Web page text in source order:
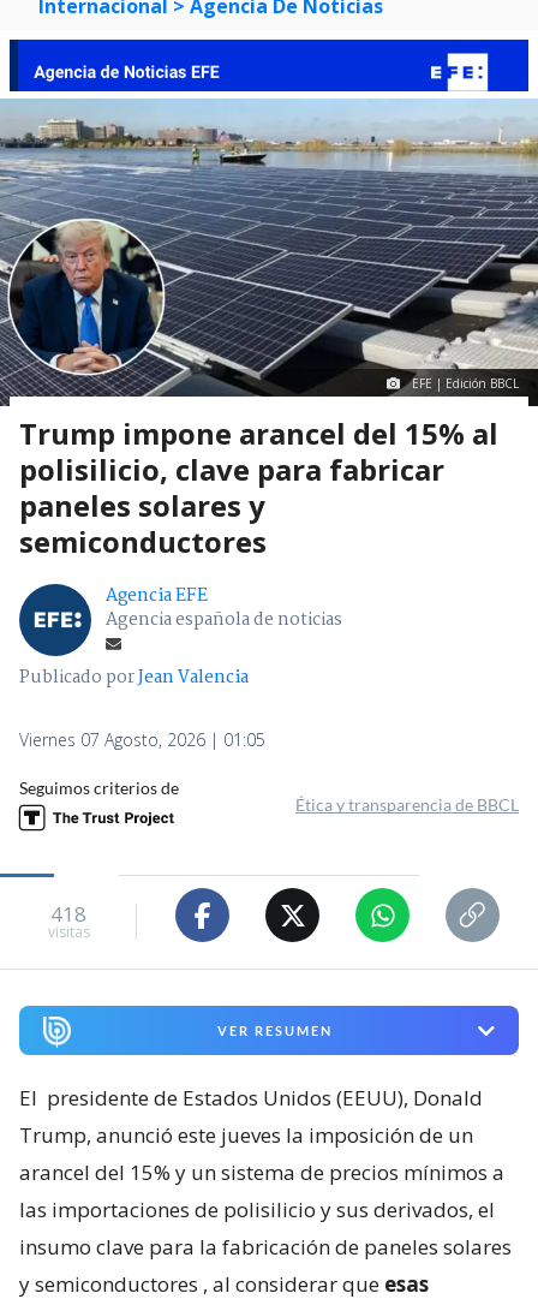
Internacional > Agencia De Noticias
EFE | Edición BBCL
Trump impone arancel del 15% al
polisilicio, clave para fabricar
paneles solares y
semiconductores
Agencia EFE
Agencia española de noticias
Publicado porJean Valencia
Viernes 07 Agosto, 2026 | 01:05
Seguimos criterios de
Ética y transparencia de BBCL
418
visitas
VER RESUMEN
El presidente de Estados Unidos (EEUU), Donald
Trump, anunció este jueves la imposición de un
arancel del 15% y un sistema de precios mínimos a
las importaciones de polisilicio y sus derivados, el
insumo clave para la fabricación de paneles solares
y semiconductores , al considerar que esas